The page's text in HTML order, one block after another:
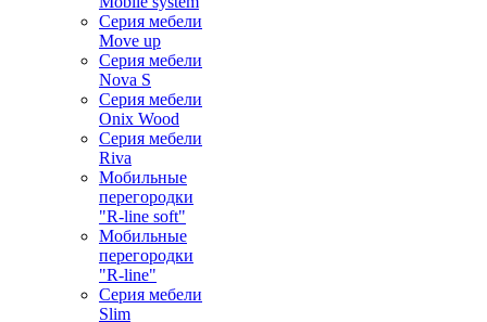
Серия мебели
Move up
Серия мебели
Nova S
Серия мебели
Onix Wood
Серия мебели
Riva
Мобильные
перегородки
"R-line soft"
Мобильные
перегородки
"R-line"
Серия мебели
Slim